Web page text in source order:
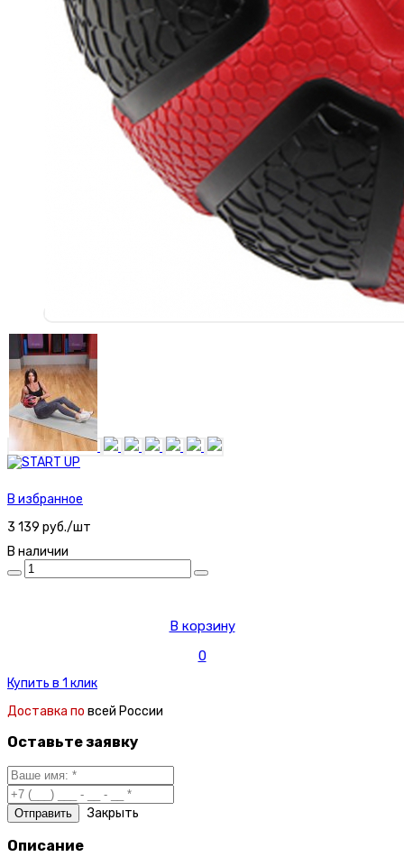
В избранное
3 139 руб./шт
В наличии
В корзину
0
Купить в 1 клик
Доставка по всей России
Оставьте заявку
Закрыть
Описание